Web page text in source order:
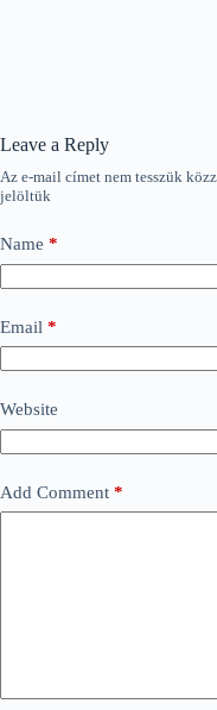
Leave a Reply
Az e-mail címet nem tesszük
jelöltük
Name *
Email *
Website
Add Comment *